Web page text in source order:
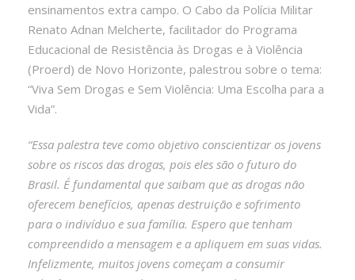
ensinamentos extra campo. O Cabo da Polícia Militar
Renato Adnan Melcherte, facilitador do Programa
Educacional de Resistência às Drogas e à Violência
(Proerd) de Novo Horizonte, palestrou sobre o tema:
“Viva Sem Drogas e Sem Violência: Uma Escolha para a
Vida”.
“Essa palestra teve como objetivo conscientizar os jovens
sobre os riscos das drogas, pois eles são o futuro do
Brasil. É fundamental que saibam que as drogas não
oferecem benefícios, apenas destruição e sofrimento
para o indivíduo e sua família. Espero que tenham
compreendido a mensagem e a apliquem em suas vidas.
Infelizmente, muitos jovens começam a consumir